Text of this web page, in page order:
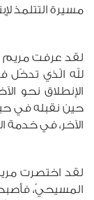
مسيرة التتلمذ
لقد عرفت مريم
لله الّذي تدخّل
الإنطلاق نحو
حين نقبله في
الآخر، في خدمة
لقد اختصرت
المسيحيّ،